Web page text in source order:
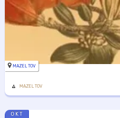
MAZEL TOV
MAZEL TOV
OKT